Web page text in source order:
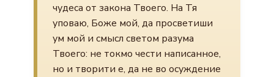
чудеса от закона Твоего. На Тя
уповаю, Боже мой, да просветиши
ум мой и смысл светом разума
Твоего: не токмо чести написанное,
но и творити е, да не во осуждение